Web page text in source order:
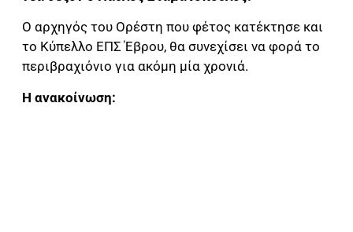
Ο αρχηγός του Ορέστη που φέτος κατέκτησε και
το Κύπελλο ΕΠΣ Έβρου, θα συνεχίσει να φορά το
περιβραχιόνιο για ακόμη μία χρονιά.
Η ανακοίνωση: